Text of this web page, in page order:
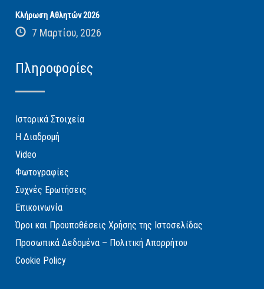
Κλήρωση Αθλητών 2026
7 Μαρτίου, 2026
Πληροφορίες
Ιστορικά Στοιχεία
Η Διαδρομή
Video
Φωτογραφίες
Συχνές Ερωτήσεις
Επικοινωνία
Όροι και Προυποθέσεις Χρήσης της Ιστοσελίδας
Προσωπικά Δεδομένα – Πολιτική Απορρήτου
Cookie Policy